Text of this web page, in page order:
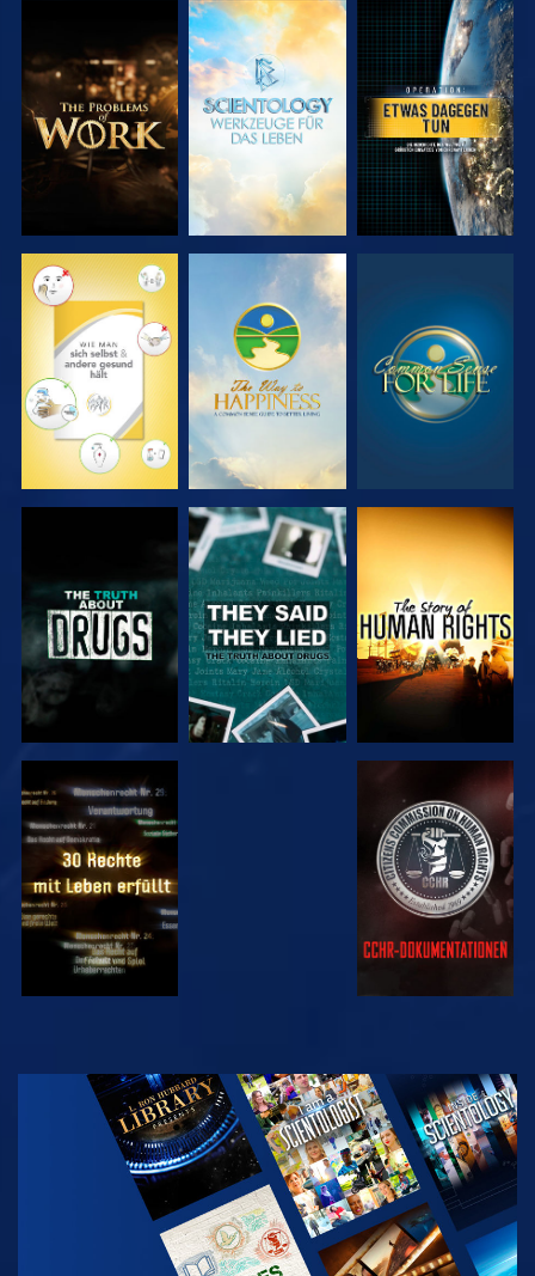
SERIE
ENTDECKEN
SERIE
ENTDECKEN
ANSEHEN
ANSEHEN ANSEHEN ANSEHEN
ANSEHEN ANSEHEN
ANSEHEN ANSEHEN
ANSEHEN
SERIE
ENTDECKEN